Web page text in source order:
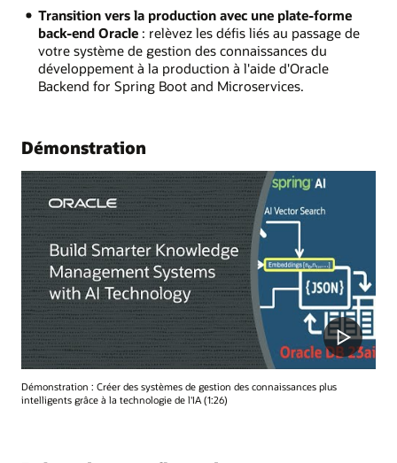
Transition vers la production avec une plate-forme
back-end Oracle: relèvez les défis liés au passage de
votre système de gestion des connaissances du
développement à la production à l'aide d'Oracle
Backend for Spring Boot and Microservices.
Démonstration
Démonstration : Créer des systèmes de gestion des connaissances plus
intelligents grâce à la technologie de l'IA (1:26)